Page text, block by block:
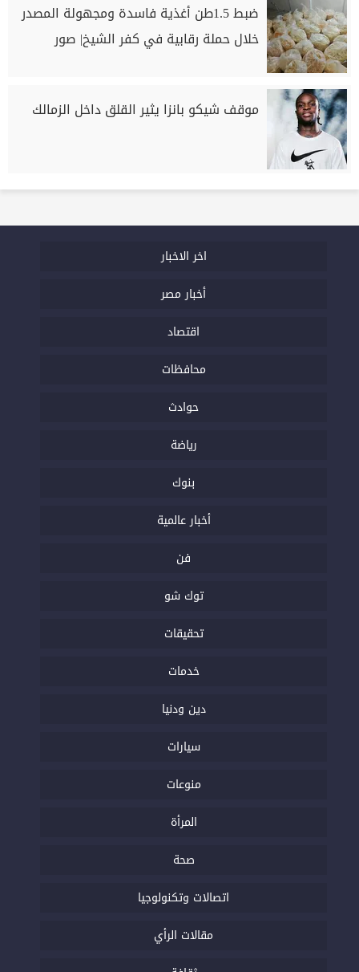
ضبط 1.5طن أغذية فاسدة ومجهولة المصدر
خلال حملة رقابية في كفر الشيخ| صور
موقف شيكو بانزا يثير القلق داخل الزمالك
اخر الاخبار
أخبار مصر
اقتصاد
محافظات
حوادث
رياضة
بنوك
أخبار عالمية
فن
توك شو
تحقيقات
خدمات
دين ودنيا
سيارات
منوعات
المرأة
صحة
اتصالات وتكنولوجيا
مقالات الرأي